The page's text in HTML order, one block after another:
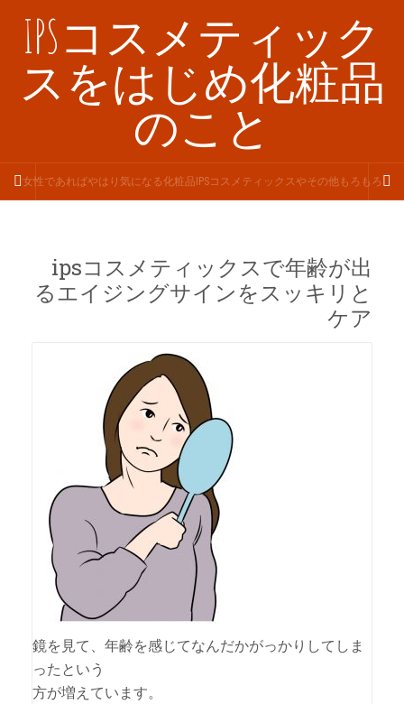
IPSコスメティック
スをはじめ化粧品
のこと
女性であればやはり気になる化粧品IPSコスメティックスやその他もろもろ
ipsコスメティックスで年齢が出
るエイジングサインをスッキリと
ケア
鏡を見て、年齢を感じてなんだかがっかりしてしま
ったという
方が増えています。